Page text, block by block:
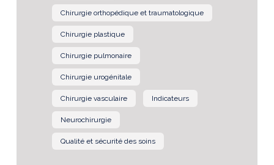
Chirurgie orthopédique et traumatologique
Chirurgie plastique
Chirurgie pulmonaire
Chirurgie urogénitale
Chirurgie vasculaire Indicateurs
Neurochirurgie
Qualité et sécurité des soins